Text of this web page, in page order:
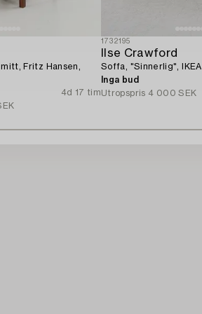
Fritz Hansen,
4d 17 tim
1732195
Ilse Crawford
Soffa, "Sinnerlig", IKEA.
Inga bud
Utropspris 4 000 SEK